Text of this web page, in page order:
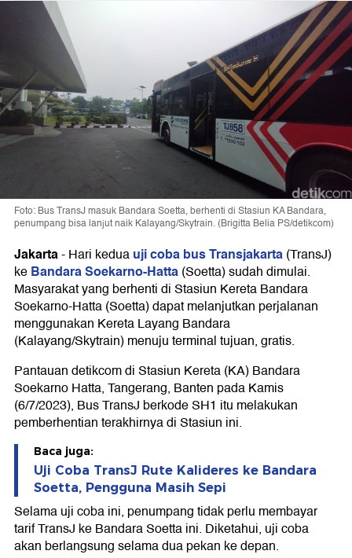
Foto: Bus TransJ masuk Bandara Soetta, berhenti di Stasiun KA Bandara,
penumpang bisa lanjut naik Kalayang/Skytrain. (Brigitta Belia PS/detikcom)
Jakarta-Hari keduauji coba busTransjakarta(TransJ)
keBandara Soekarno-Hatta(Soetta) sudah dimulai.
Masyarakat yang berhenti di Stasiun Kereta Bandara
Soekarno-Hatta (Soetta) dapat melanjutkan perjalanan
menggunakan Kereta Layang Bandara
(Kalayang/Skytrain) menuju terminal tujuan, gratis.
Pantauan detikcom di Stasiun Kereta (KA) Bandara
Soekarno Hatta, Tangerang, Banten pada Kamis
(6/7/2023), Bus TransJ berkode SH1 itu melakukan
pemberhentian terakhirnya di Stasiun ini.
Baca juga:
Uji Coba TransJ Rute Kalideres ke Bandara
Soetta, Pengguna Masih Sepi
Selama uji coba ini, penumpang tidak perlu membayar
tarif TransJ ke Bandara Soetta ini. Diketahui, uji coba
akan berlangsung selama dua pekan ke depan.